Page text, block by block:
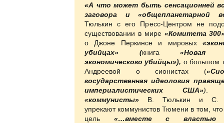
«А что может быть сенсационней
заговора и «общепланетарной
Тюлькин с его Пресс-Центром не
существовании в мире «Комитета
о Джоне Перкинсе и мировых
убийцах»
(книга «Новая
экономического убийцы»), о большом
Андреевой о сионистах (
государственная идеология
империалистических США»)
«коммунисты» В. Тюлькин и С.
упрекают коммунистов Тюмени в том,
цель «…вместе с властью